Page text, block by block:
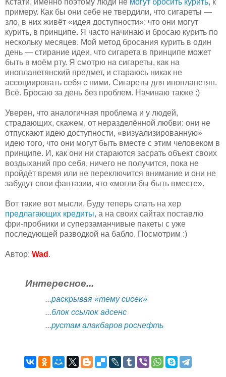
Кстати, именно поэтому люди не могут бросить курить, к
примеру. Как бы они себе не твердили, что сигареты —
зло, в них живёт «идея доступности»: что они могут
курить, в принципе. Я часто начинаю и бросаю курить по
нескольку месяцев. Мой метод бросания курить в один
день — стирание идеи, что сигарета в принципе может
быть в моём рту. Я смотрю на сигареты, как на
инопланетянский предмет, и стараюсь никак не
ассоциировать себя с ними. Сигареты для инопланетян.
Всё. Бросаю за день без проблем. Начинаю также :)
Уверен, что аналогичная проблема и у людей,
страдающих, скажем, от неразделённой любви: они не
отпускают идею доступности, «визуализированную»
идею того, что они могут быть вместе с этим человеком в
принципе. И, как они ни стараются засрать объект своих
воздыханий про себя, ничего не получится, пока не
пройдёт время или не переключится внимание и они не
забудут свои фантазии, что «могли бы быть вместе».
Вот такие вот мысли. Буду теперь слать на хер
предлагающих кредиты, а на своих сайтах поставлю
фри-пробники и суперзаманчивые пакеты с уже
последующей разводкой на бабло. Посмотрим :)
Автор: Wad .
Интересное...
...раскрывая «тему сисек»
...блок ссылок адсенс
...рустам алакбаров роснефть